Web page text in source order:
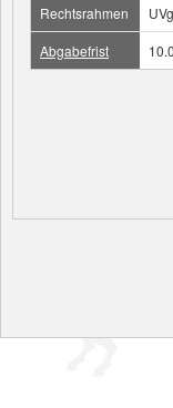
Rechtsrahmen
Abgabefrist